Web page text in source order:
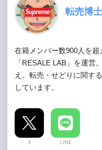
転売博士
在籍メンバー数900人を
「RESALE LAB」を運営
え。転売・せどりに関す
しています。
X LINE